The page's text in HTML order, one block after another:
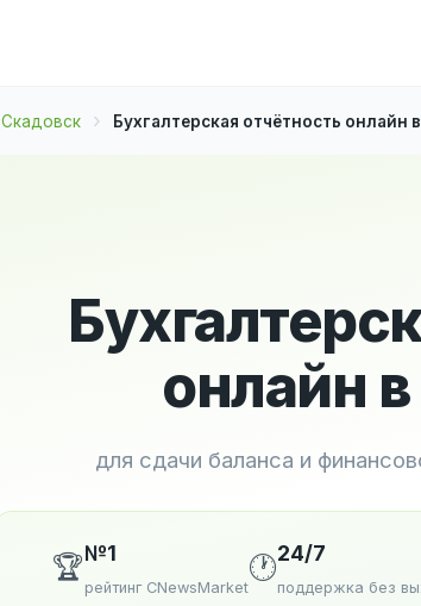
Скадовск Бухгалтерская отчётность онлайн
онлайн
для сдачи баланса и
🏆№1
рейтинг CNewsMarket
🕐24/7
поддержка без